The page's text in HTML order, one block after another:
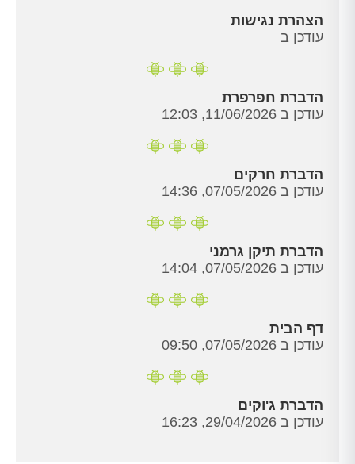
הצהרת נגישות
עודכן ב
הדברת חפרפרת
עודכן ב 11/06/2026, 12:03
הדברת חרקים
עודכן ב 07/05/2026, 14:36
הדברת תיקן גרמני
עודכן ב 07/05/2026, 14:04
דף הבית
עודכן ב 07/05/2026, 09:50
הדברת ג'וקים
עודכן ב 29/04/2026, 16:23